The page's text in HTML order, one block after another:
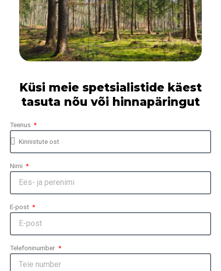
Küsi meie spetsialistide käest
tasuta nõu või hinnapäringut
Teenus
Nimi
E-post
Telefoninumber